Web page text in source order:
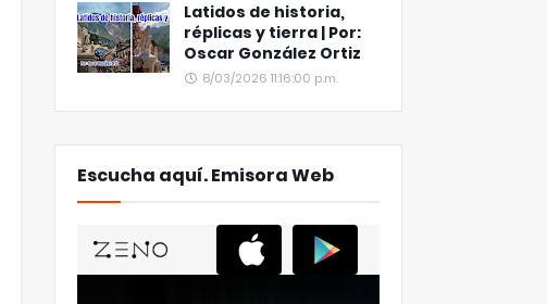
Latidos de historia,
réplicas y tierra | Por:
Oscar González Ortiz
8/03/2026 11:16:00 p.m.
Escucha aquí. Emisora Web